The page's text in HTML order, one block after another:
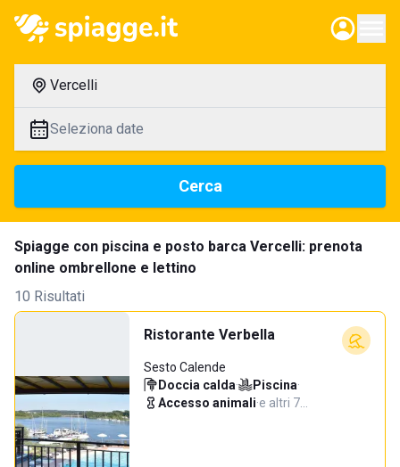
Vercelli
Seleziona date
Cerca
Spiagge con piscina e posto barca Vercelli: prenota
online ombrellone e lettino
10 Risultati
Ristorante Verbella
Sesto Calende
Doccia calda· Piscina·
Accesso animali·e altri 7…